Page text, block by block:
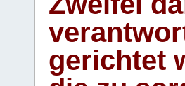
gerichtet